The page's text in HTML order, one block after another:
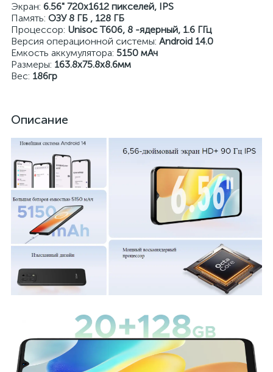
Экран: 6.56" 720x1612 пикселей, IPS
Память: ОЗУ 8 ГБ , 128 ГБ
Процессор: Unisoc T606, 8 -ядерный, 1.6 ГГц
Версия операционной системы: Android 14.0
Емкость аккумулятора: 5150 мАч
Размеры: 163.8x75.8x8.6мм
Вес: 186гр
Описание